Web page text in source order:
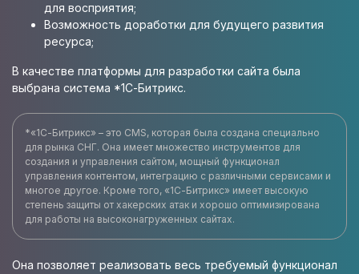
для восприятия;
Возможность доработки для будущего развития
ресурса;
В качестве платформы для разработки сайта была
выбрана система *1С-Битрикс.
*«1С-Битрикс» – это CMS, которая была создана специально
для рынка СНГ. Она имеет множество инструментов для
создания и управления сайтом, мощный функционал
управления контентом, интеграцию с различными сервисами и
многое другое. Кроме того, «1С-Битрикс» имеет высокую
степень защиты от хакерских атак и хорошо оптимизирована
для работы на высоконагруженных сайтах.
Она позволяет реализовать весь требуемый функционал